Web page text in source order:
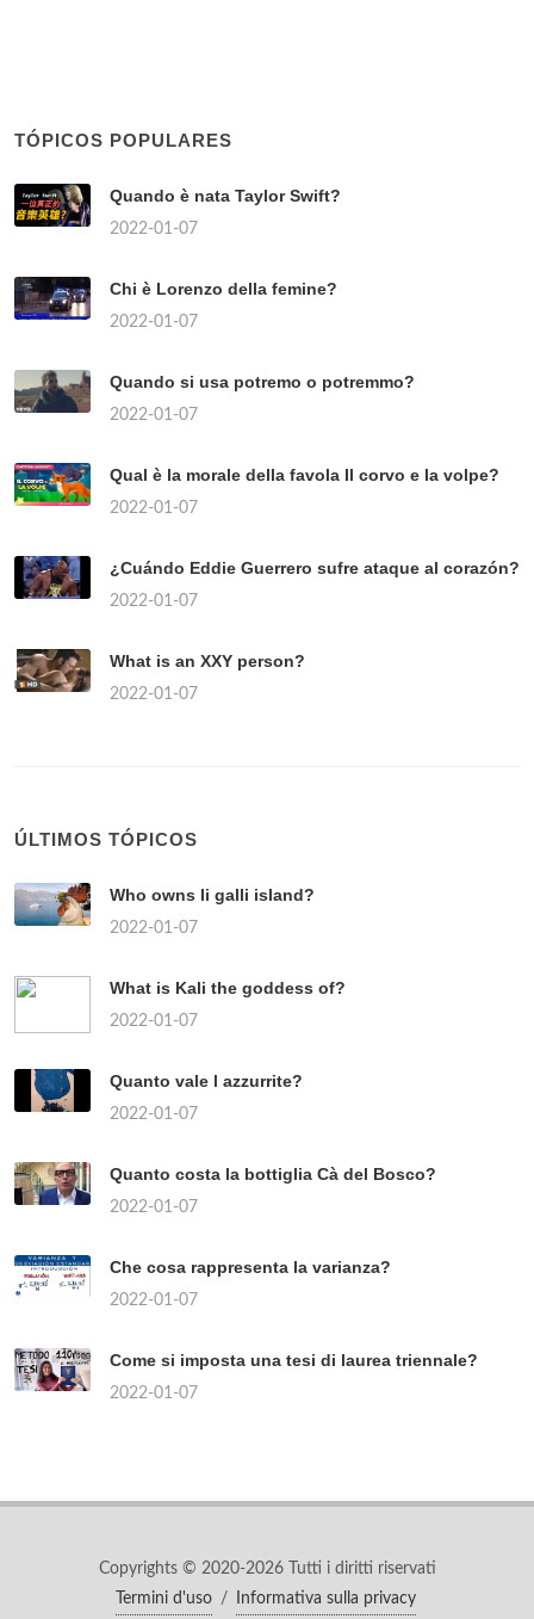
TÓPICOS POPULARES
Quando è nata Taylor Swift?
2022-01-07
Chi è Lorenzo della femine?
2022-01-07
Quando si usa potremo o potremmo?
2022-01-07
Qual è la morale della favola Il corvo e la volpe?
2022-01-07
¿Cuándo Eddie Guerrero sufre ataque al corazón?
2022-01-07
What is an XXY person?
2022-01-07
ÚLTIMOS TÓPICOS
Who owns li galli island?
2022-01-07
What is Kali the goddess of?
2022-01-07
Quanto vale l azzurrite?
2022-01-07
Quanto costa la bottiglia Cà del Bosco?
2022-01-07
Che cosa rappresenta la varianza?
2022-01-07
Come si imposta una tesi di laurea triennale?
2022-01-07
Copyrights © 2020-2026 Tutti i diritti riservati
Termini d'uso
/ Informativa sulla privacy